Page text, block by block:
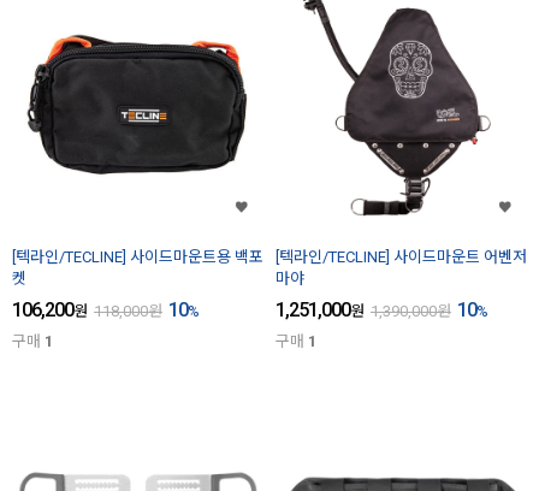
[텍라인/TECLINE] 사이드마운트용 백포
켓
106,200원 118,000원 10%
구매 1
[텍라인/TECLINE] 사이드마운트 어벤저
마야
1,251,000원 1,390,000원 10%
구매 1